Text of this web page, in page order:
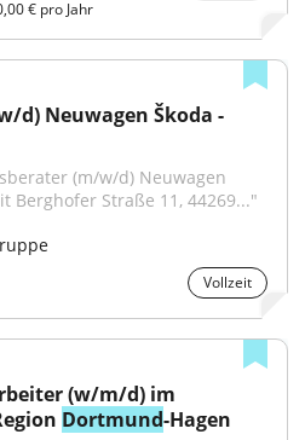
€ pro Jahr
(m/w/d) Neuwagen
Berghofer Straße 11, 44269..."
Vollzeit
(w/m/d) im
Dortmund-Hagen